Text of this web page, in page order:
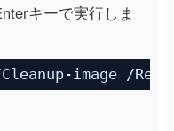
キーで実行しま
image /